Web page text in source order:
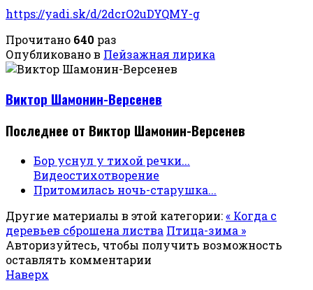
https://yadi.sk/d/2dcrO2uDYQMY-g
Прочитано 640 раз
Опубликовано в Пейзажная лирика
Виктор Шамонин-Версенев
Последнее от Виктор Шамонин-Версенев
Бор уснул у тихой речки...
Видеостихотворение
Притомилась ночь-старушка...
Другие материалы в этой категории:« Когда с
деревьев сброшена листва Птица-зима »
Авторизуйтесь, чтобы получить возможность
оставлять комментарии
Наверх